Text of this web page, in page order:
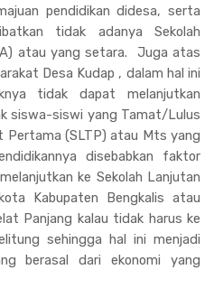
pendidikan didesa, serta
tidak adanya Sekolah
atau yang setara. Juga atas
Desa Kudap , dalam hal ini
tidak dapat melanjutkan
siswa-siswi yang Tamat/Lulus
Pertama (SLTP) atau Mts yang
disebabkan faktor
ke Sekolah Lanjutan
Kabupaten Bengkalis atau
Panjang kalau tidak harus ke
sehingga hal ini menjadi
berasal dari ekonomi yang